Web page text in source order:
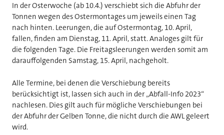
In der Osterwoche (ab 10.4.) verschiebt sich die Abfuhr der
Tonnen wegen des Ostermontages um jeweils einen Tag
nach hinten. Leerungen, die auf Ostermontag, 10. April,
fallen, finden am Dienstag, 11. April, statt. Analoges gilt für
die folgenden Tage. Die Freitagsleerungen werden somit am
darauffolgenden Samstag, 15. April, nachgeholt.
Alle Termine, bei denen die Verschiebung bereits
berücksichtigt ist, lassen sich auch in der „Abfall-Info 2023“
nachlesen. Dies gilt auch für mögliche Verschiebungen bei
der Abfuhr der Gelben Tonne, die nicht durch die AWL geleert
wird.